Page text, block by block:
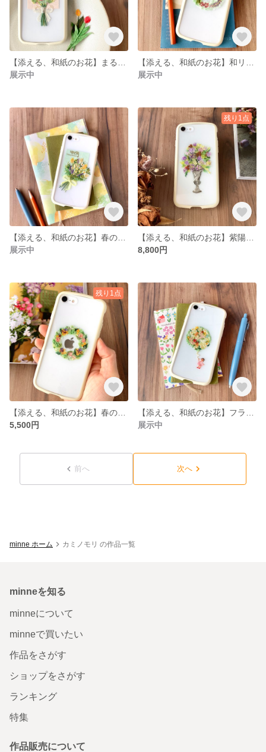
展示中
展示中
展示中
残り1点
8,800円
残り1点
5,500円
展示中
前へ 次へ
minne ホーム カミノモリ の作品一覧
minneを知る
minneについて
minneで買いたい
作品をさがす
ショップをさがす
ランキング
特集
作品販売について